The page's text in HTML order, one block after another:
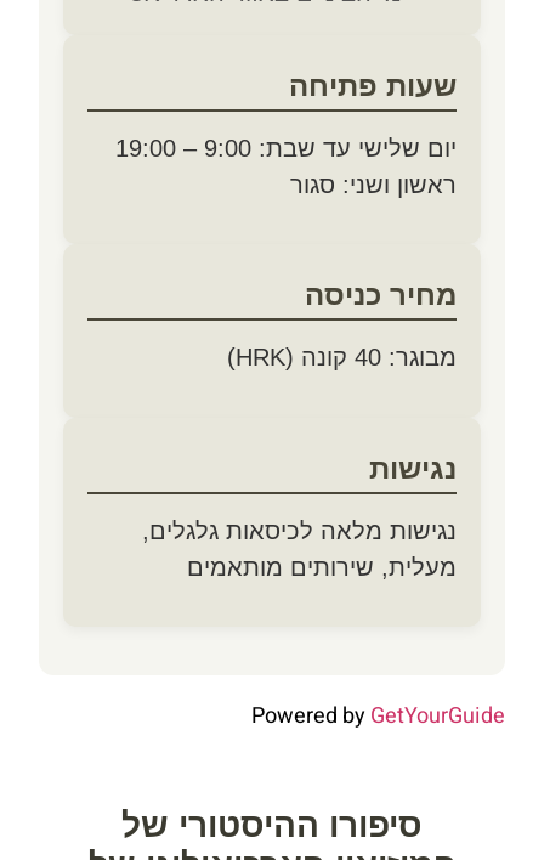
שעות פתיחה
יום שלישי עד שבת: 9:00 – 19:00
ראשון ושני: סגור
מחיר כניסה
מבוגר: 40 קונה (HRK)
נגישות
נגישות מלאה לכיסאות גלגלים,
מעלית, שירותים מותאמים
Powered byGetYourGuide
סיפורו ההיסטורי של